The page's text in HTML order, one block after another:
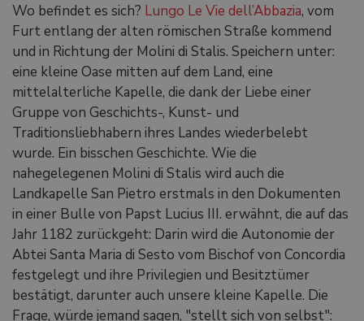
Wo befindet es sich? Lungo Le Vie dell’Abbazia, vom
Furt entlang der alten römischen Straße kommend
und in Richtung der Molini di Stalis. Speichern unter:
eine kleine Oase mitten auf dem Land, eine
mittelalterliche Kapelle, die dank der Liebe einer
Gruppe von Geschichts-, Kunst- und
Traditionsliebhabern ihres Landes wiederbelebt
wurde. Ein bisschen Geschichte. Wie die
nahegelegenen Molini di Stalis wird auch die
Landkapelle San Pietro erstmals in den Dokumenten
in einer Bulle von Papst Lucius III. erwähnt, die auf das
Jahr 1182 zurückgeht: Darin wird die Autonomie der
Abtei Santa Maria di Sesto vom Bischof von Concordia
festgelegt und ihre Privilegien und Besitztümer
bestätigt, darunter auch unsere kleine Kapelle. Die
Frage, würde jemand sagen, "stellt sich von selbst":